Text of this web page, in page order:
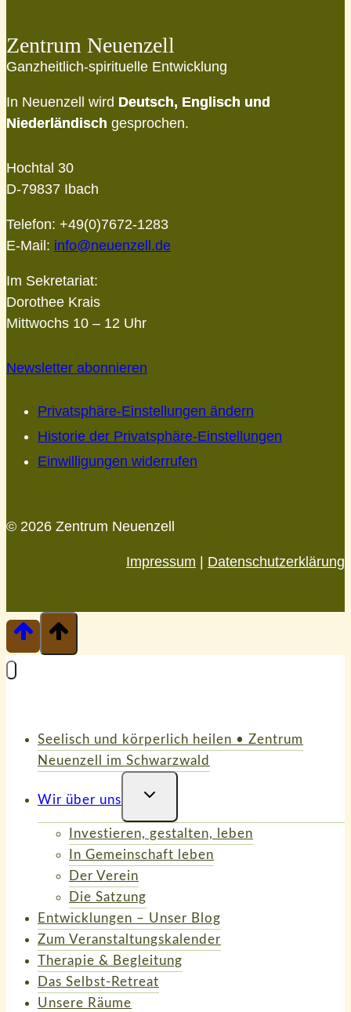
Zentrum Neuenzell
Ganzheitlich-spirituelle Entwicklung
In Neuenzell wird Deutsch, Englisch und
Niederländisch gesprochen.
Hochtal 30
D-79837 Ibach
Telefon: +49(0)7672-1283
E-Mail: info@neuenzell.de
Im Sekretariat:
Dorothee Krais
Mittwochs 10 – 12 Uhr
Newsletter abonnieren
Privatsphäre-Einstellungen ändern
Historie der Privatsphäre-Einstellungen
Einwilligungen widerrufen
© 2026 Zentrum Neuenzell
Impressum | Datenschutzerklärung
Seelisch und körperlich heilen • Zentrum
Neuenzell im Schwarzwald
Wir über uns
Untermenü
Investieren, gestalten, leben
In Gemeinschaft leben
Der Verein
Die Satzung
Entwicklungen – Unser Blog
Zum Veranstaltungskalender
Therapie & Begleitung
Das Selbst-Retreat
Unsere Räume